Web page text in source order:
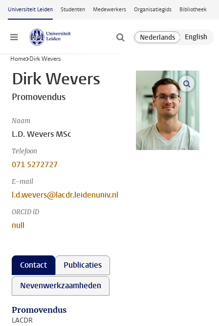
Ga naar hoofdinhoud
Universiteit Leiden Studenten Medewerkers Organisatiegids Bibliotheek
Menu
Home Dirk Wevers
Dirk Wevers
Promovendus
Naam
L.D. Wevers MSc
Telefoon
071 5272727
E-mail
l.d.wevers@lacdr.leidenuniv.nl
ORCID iD
null
open
Contact
Publicaties
Nevenwerkzaamheden
Promovendus
LACDR